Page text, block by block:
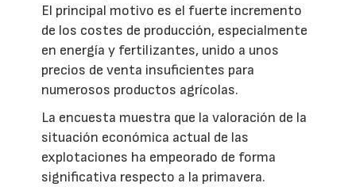
El principal motivo es el fuerte incremento
de los costes de producción, especialmente
en energía y fertilizantes, unido a unos
precios de venta insuficientes para
numerosos productos agrícolas.
La encuesta muestra que la valoración de la
situación económica actual de las
explotaciones ha empeorado de forma
significativa respecto a la primavera.